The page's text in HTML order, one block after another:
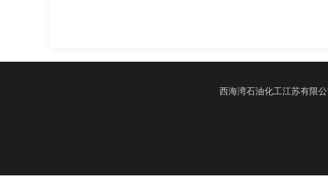
西海湾石油化工江苏有限